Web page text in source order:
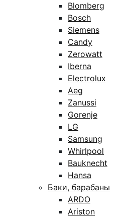
Blomberg
Bosch
Siemens
Candy
Zerowatt
Iberna
Electrolux
Aeg
Zanussi
Gorenje
LG
Samsung
Whirlpool
Bauknecht
Hansa
Баки, барабаны
ARDO
Ariston